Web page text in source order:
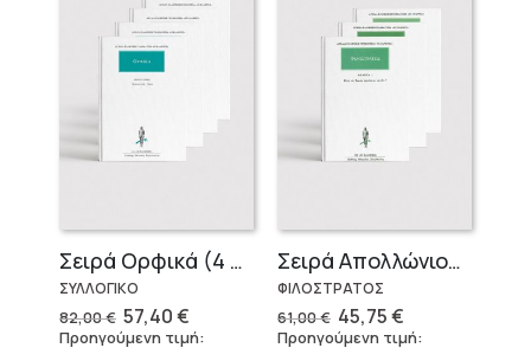
Σειρά Ορφικά (4 τόμοι)
ΣΥΛΛΟΓΙΚΟ
82,00€ Original
price
57,40€Η
τρέχουσα
Προηγούμενη τιμή:
Σειρά Απολλώνιος Τυανεύς
ΦΙΛΟΣΤΡΑΤΟΣ
61,00€ Original
price
45,75€Η
τρέχουσα
Προηγούμενη τιμή: